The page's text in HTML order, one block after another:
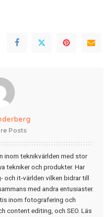
Posts
inom teknikvärlden med stor
tekniker och produkter. Har
och it-världen vilken bidrar till
med andra entusiaster.
inom fotografering och
content editing, och SEO. Läs